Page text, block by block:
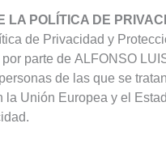
LA POLÍTICA DE
de Privacidad y
parte de ALFONSO
de las que se
la Unión Europea y el